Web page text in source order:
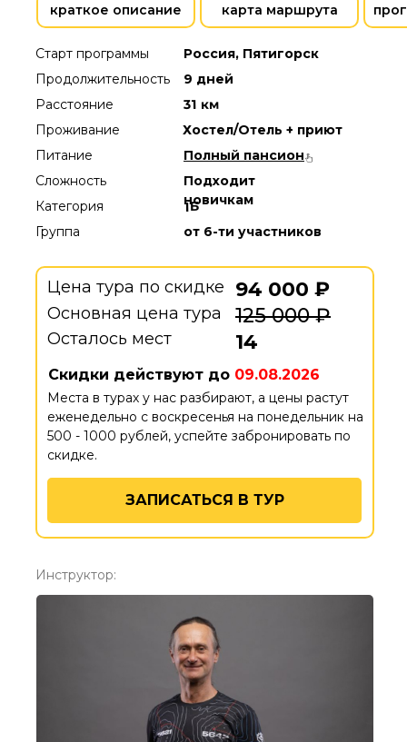
карта маршрута
краткое описание
9 дней
Продолжительность
от 6-ти участников
Группа
31 км
Расстояние
Категория 1Б
Старт программы
Питание
Россия, Пятигорск
Проживание
Полный пансион
Хостел/Отель + приют
Сложность
Подходит
новичкам
Цена тура по скидке
94 000 ₽
125 000 ₽
Основная цена тура
Осталось мест
14
Места в турах у нас разбирают, а цены растут
еженедельно с воскресенья на понедельник на
500 - 1000 рублей, успейте забронировать по
скидке.
Скидки действуют до 09.08.2026
ЗАПИСАТЬСЯ В ТУР
Инструктор: